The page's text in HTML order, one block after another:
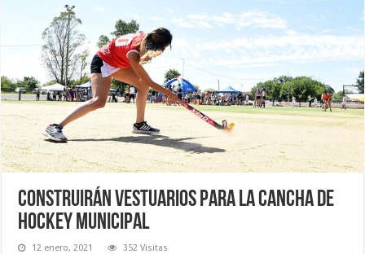
Construirán vestuarios para la cancha de
Hockey municipal
12 enero, 2021 352 Visitas